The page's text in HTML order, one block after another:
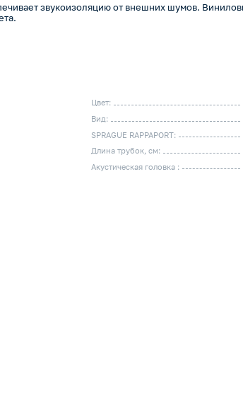
звукоизоляцию от внешних шумов.
Цвет:
Вид:
SPRAGUE RAPPAPORT:
Длина трубок, см:
Акустическая головка :